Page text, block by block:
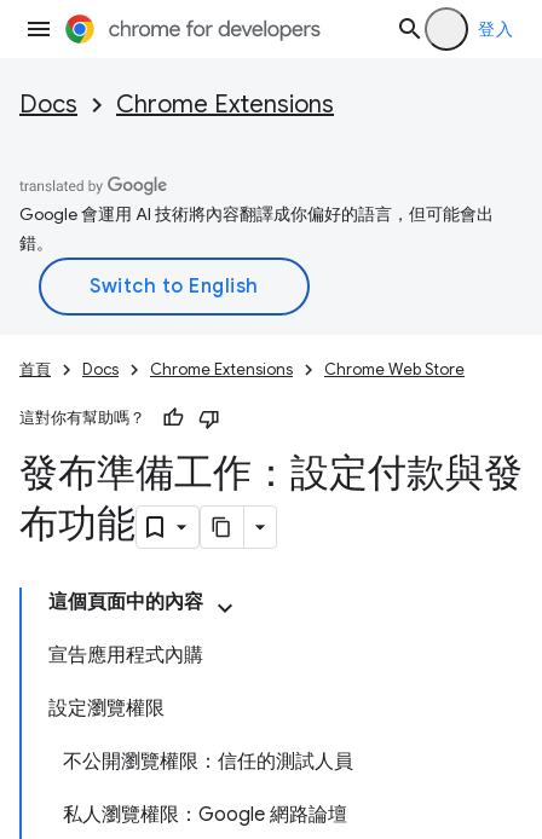
登入
Docs Chrome Extensions
Google 會運用 AI 技術將內容翻譯成你偏好的語言，但可能會出
錯。
首頁 Docs Chrome Extensions Chrome Web Store
這對你有幫助嗎？
發布準備工作：設定付款與發
布功能
這個頁面中的內容
宣告應用程式內購
設定瀏覽權限
不公開瀏覽權限：信任的測試人員
私人瀏覽權限：Google 網路論壇